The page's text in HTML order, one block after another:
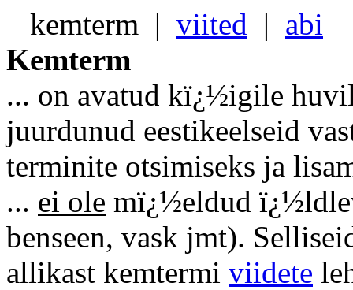
kemterm | viited | abi
Kemterm
... on avatud kï¿½igile
juurdunud eestikeelseid
terminite otsimiseks ja
... ei ole mï¿½eldud
benseen, vask jmt).
allikast kemtermi viidete